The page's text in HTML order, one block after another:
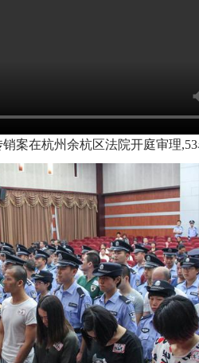
销案在杭州余杭区法院开庭审理,53